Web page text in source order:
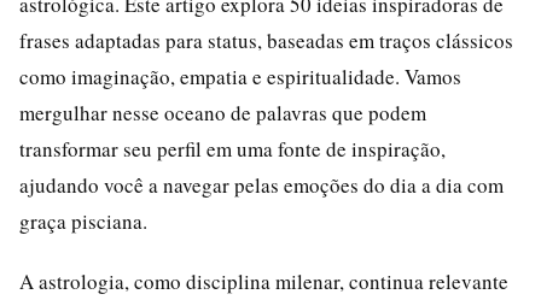
frases adaptadas para status, baseadas em traços clássicos
como imaginação, empatia e espiritualidade. Vamos
mergulhar nesse oceano de palavras que podem
transformar seu perfil em uma fonte de inspiração,
ajudando você a navegar pelas emoções do dia a dia com
graça pisciana.
A astrologia, como disciplina milenar, continua relevante